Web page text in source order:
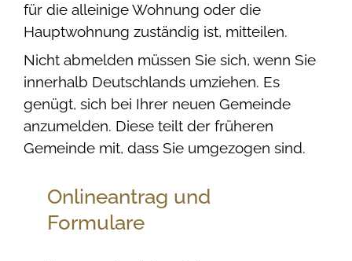
für die alleinige Wohnung oder die
Hauptwohnung zuständig ist, mitteilen.
Nicht abmelden müssen Sie sich, wenn Sie
innerhalb Deutschlands umziehen. Es
genügt, sich bei Ihrer neuen Gemeinde
anzumelden. Diese teilt der früheren
Gemeinde mit, dass Sie umgezogen sind.
Onlineantrag und
Formulare